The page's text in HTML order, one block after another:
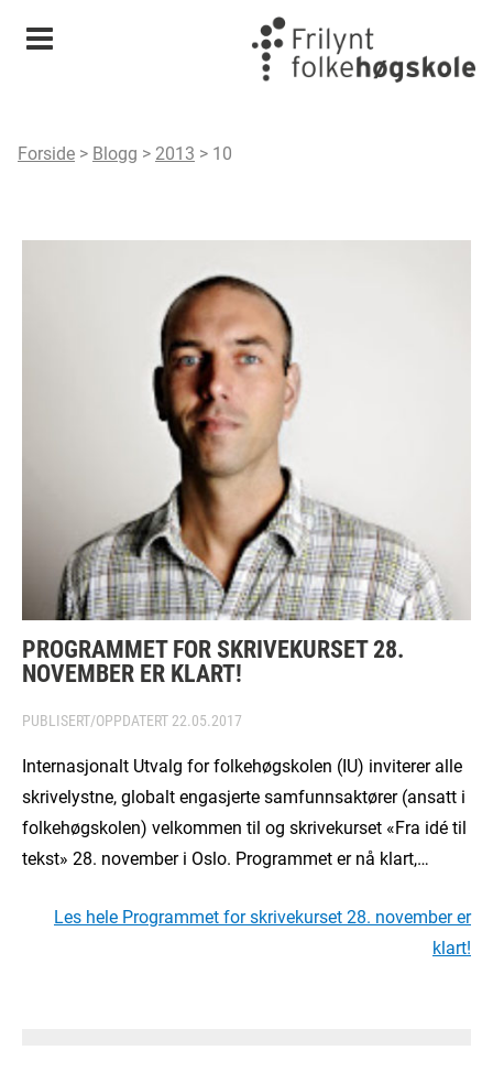
Meny
Forside > Blogg > 2013 > 10
PROGRAMMET FOR SKRIVEKURSET 28.
NOVEMBER ER KLART!
PUBLISERT/OPPDATERT 22.05.2017
Internasjonalt Utvalg for folkehøgskolen (IU) inviterer alle
skrivelystne, globalt engasjerte samfunnsaktører (ansatt i
folkehøgskolen) velkommen til og skrivekurset «Fra idé til
tekst» 28. november i Oslo. Programmet er nå klart,…
Les hele Programmet for skrivekurset 28. november er
klart!